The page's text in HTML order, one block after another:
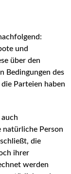
und
über den
Bedingungen des
Parteien haben
natürliche Person
die
ihrer
werden